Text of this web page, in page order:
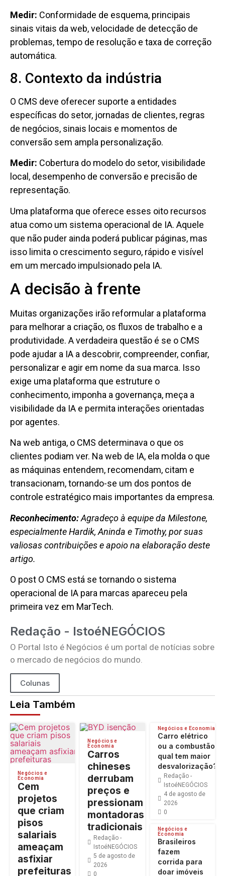
Medir: Conformidade de esquema, principais
sinais vitais da web, velocidade de detecção de
problemas, tempo de resolução e taxa de correção
automática.
8. Contexto da indústria
O CMS deve oferecer suporte a entidades
específicas do setor, jornadas de clientes, regras
de negócios, sinais locais e momentos de
conversão sem ampla personalização.
Medir: Cobertura do modelo do setor, visibilidade
local, desempenho de conversão e precisão de
representação.
Uma plataforma que oferece esses oito recursos
atua como um sistema operacional de IA. Aquele
que não puder ainda poderá publicar páginas, mas
isso limita o crescimento seguro, rápido e visível
em um mercado impulsionado pela IA.
A decisão à frente
Muitas organizações irão reformular a plataforma
para melhorar a criação, os fluxos de trabalho e a
produtividade. A verdadeira questão é se o CMS
pode ajudar a IA a descobrir, compreender, confiar,
personalizar e agir em nome da sua marca. Isso
exige uma plataforma que estruture o
conhecimento, imponha a governança, meça a
visibilidade da IA ​​e permita interações orientadas
por agentes.
Na web antiga, o CMS determinava o que os
clientes podiam ver. Na web de IA, ela molda o que
as máquinas entendem, recomendam, citam e
transacionam, tornando-se um dos pontos de
controle estratégico mais importantes da empresa.
Reconhecimento:Agradeço à equipe da Milestone,
especialmente Hardik, Aninda e Timothy, por suas
valiosas contribuições e apoio na elaboração deste
artigo.
O post O CMS está se tornando o sistema
operacional de IA para marcas apareceu pela
primeira vez em MarTech.
Redação - IstoéNEGÓCIOS
O Portal Isto é Negócios é um portal de notícias sobre
o mercado de negócios do mundo.
Colunas
Leia Também
Negócios e
Economia
Cem
projetos
que criam
pisos
salariais
ameaçam
asfixiar
prefeituras
Negócios e
Economia
Carros
chineses
derrubam
preços e
pressionam
montadoras
tradicionais
Redação -
IstoéNEGÓCIOS
5 de agosto de
2026
0
Negócios e Economia
Carro elétrico
ou a combustão:
qual tem maior
desvalorização?
Redação -
IstoéNEGÓCIOS
4 de agosto de
2026
0
Negócios e
Economia
Brasileiros
fazem
corrida para
doar imóveis